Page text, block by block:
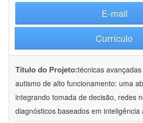
E-mail
Currículo
Título do Projeto:técnicas
autismo de alto funcionamento: uma
integrando tomada de decisão, redes
diagnósticos baseados em inteligência